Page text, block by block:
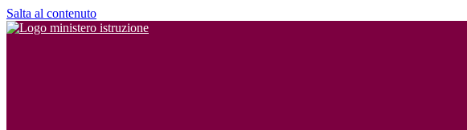
Salta al contenuto